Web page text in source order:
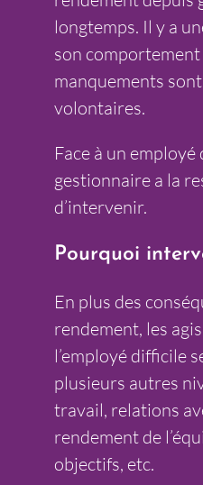
longtemps. Il y a
son
manquements
volontaires.
Face à un
gestionnaire a la
d’intervenir.
Pourquoi
En plus des
rendement, les
l’employé difficile
plusieurs autres
travail, relations
rendement de
objectifs, etc.